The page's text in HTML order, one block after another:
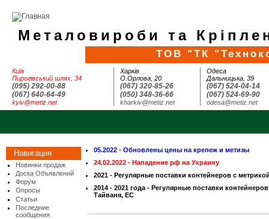
Металовироби та
ТОВ "ТК
Київ
Пирогівський шлях, 34
(095) 292-00-88
(067) 640-64-49
kyiv@metiz.net
Харків
О.Орлова, 20
(067) 320-85-26
(050) 348-36-66
kharkiv@metiz.net
Одеса
Дальницька, 39
(067) 524-04-14
(067) 524-69-90
odesa@metiz.net
Навигация
Новинки продаж
Доска Объявлений
Форум
Опросы
Статьи
Последние
сообщения
05.2022 - Обновлены цены на крепеж и метизы
24.02.2022 - Нападение рф на Украину
2021 - Регулярные поставки контейнеров с
2014 - 2021 года - Регулярные поставки
Тайваня, ЕС